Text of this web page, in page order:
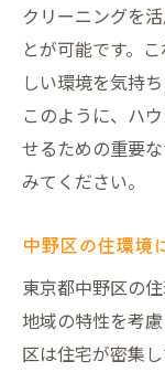
クリーニングを
とが可能です。
しい環境を気持
このように、ハ
せるための重要
みてください。
中野区の住環境
東京都中野区の
地域の特性を考
区は住宅が密集